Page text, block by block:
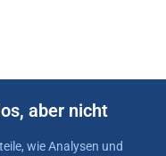
aber nicht
wie Analysen und